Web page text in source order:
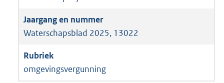
Waterschapsblad 2025, 13022
omgevingsvergunning